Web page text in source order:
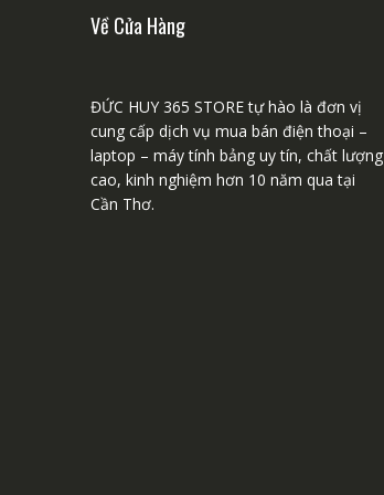
Về Cửa Hàng
ĐỨC HUY 365 STORE tự hào là đơn vị
cung cấp dịch vụ mua bán điện thoại –
laptop – máy tính bảng uy tín, chất lượng
cao, kinh nghiệm hơn 10 năm qua tại
Cần Thơ.